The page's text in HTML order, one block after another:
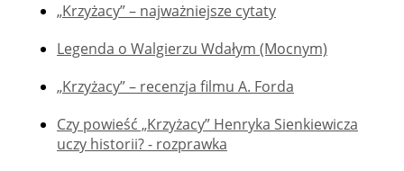
„Krzyżacy” – najważniejsze cytaty
Legenda o Walgierzu Wdałym (Mocnym)
„Krzyżacy” – recenzja filmu A. Forda
Czy powieść „Krzyżacy” Henryka Sienkiewicza
uczy historii? - rozprawka